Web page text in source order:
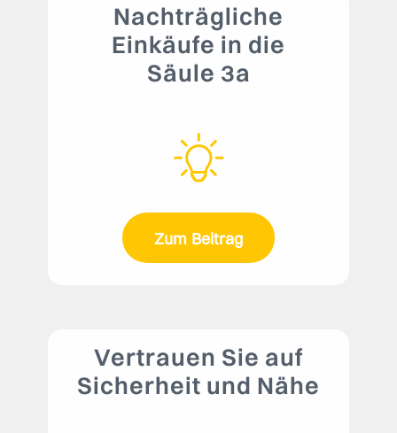
Nachträgliche
Einkäufe in die
Säule 3a
Zum Beitrag
Vertrauen Sie auf
Sicherheit und Nähe